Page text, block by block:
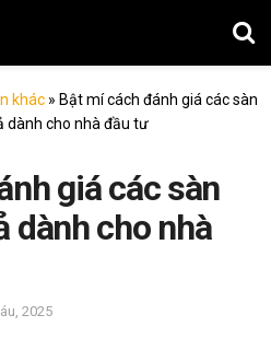
khác » Bật mí cách đánh giá các sàn
dành cho nhà đầu tư
giá các sàn
dành cho nhà
2025